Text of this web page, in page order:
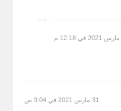
31 مارس 2021 في 9:04 ص